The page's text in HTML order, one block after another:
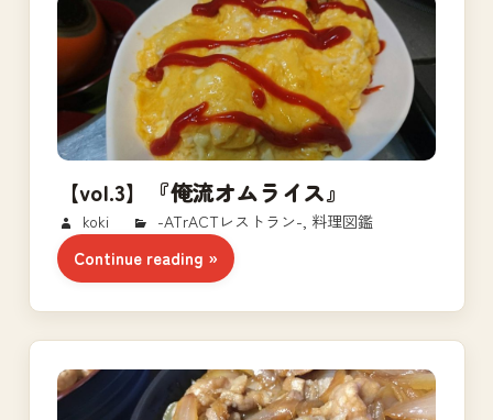
【vol.3】『俺流オムライス』
2018/02/23
koki -ATrACTレストラン-, 料理図鑑
Continue reading